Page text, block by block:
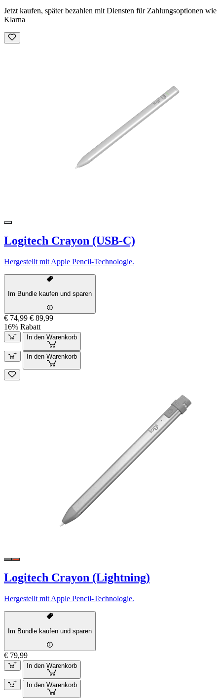
Jetzt kaufen, später bezahlen mit Diensten für Zahlungsoptionen wie
Klarna
Logitech Crayon (USB-C)
Hergestellt mit Apple Pencil-Technologie.
Im Bundle kaufen und sparen
€ 74,99 € 89,99
16% Rabatt
In den Warenkorb
In den Warenkorb
Logitech Crayon (Lightning)
Hergestellt mit Apple Pencil-Technologie.
Im Bundle kaufen und sparen
€ 79,99
In den Warenkorb
In den Warenkorb